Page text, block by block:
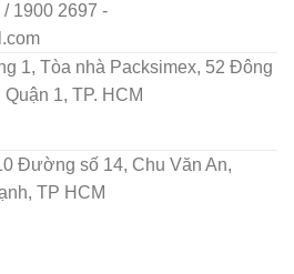
1900 2697 -
1, Tòa nhà Packsimex, 52 Đông
1, TP. HCM
Đường số 14, Chu Văn An,
TP HCM